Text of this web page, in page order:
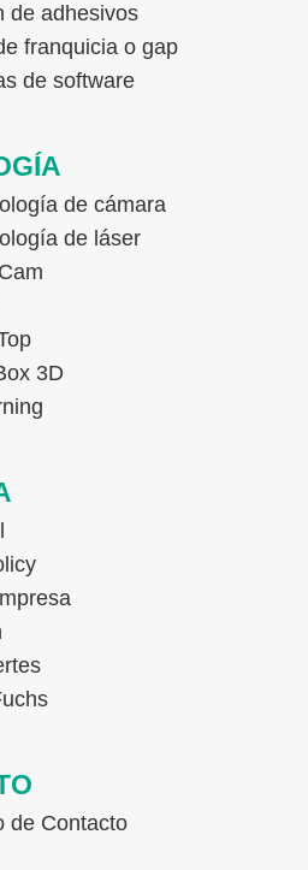
de adhesivos
franquicia o gap
de software
de cámara
de láser
3D
de Contacto